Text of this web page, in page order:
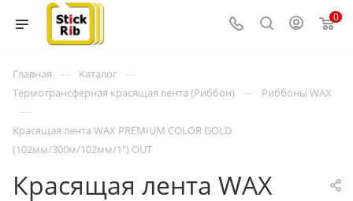
0
Главная — Каталог —
Термотрансферная красящая лента (Риббон) — Риббоны WAX
—
Красящая лента WAX PREMIUM COLOR GOLD
(102мм/300м/102мм/1") OUT
Красящая лента WAX